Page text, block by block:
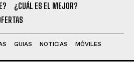
¿CUÁL ES EL MEJOR?
GUIAS NOTICIAS MÓVILES